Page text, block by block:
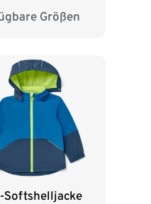
Größen
134/140
Softshelljacke